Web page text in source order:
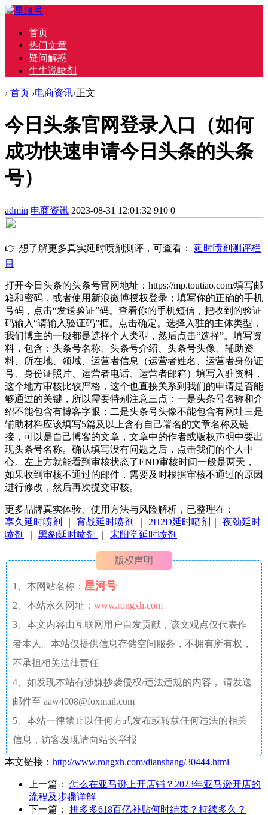
首页
热门文章
疑问解惑
牛牛说喷剂
› 首页 ›电商资讯›正文
今日头条官网登录入口（如何
成功快速申请今日头条的头条
号）
admin 电商资讯 2023-08-31 12:01:32 910 0
👉 想了解更多真实延时喷剂测评，可查看： 延时喷剂测评栏
目
打开今日头条的头条号官网地址：https://mp.toutiao.com/填写邮
箱和密码，或者使用新浪微博授权登录；填写你的正确的手机
号码，点击“发送验证”码。查看你的手机短信，把收到的验证
码输入“请输入验证码”框。点击确定。选择入驻的主体类型，
我们博主的一般都是选择个人类型，然后点击“选择”。填写资
料，包含：头条号名称、头条号介绍、头条号头像、辅助资
料、所在地、领域、运营者信息（运营者姓名、运营者身份证
号、身份证照片、运营者电话、运营者邮箱）填写入驻资料，
这个地方审核比较严格，这个也直接关系到我们的申请是否能
够通过的关键，所以需要特别注意三点：一是头条号名称和介
绍不能包含有博客字眼；二是头条号头像不能包含有网址三是
辅助材料应该填写5篇及以上含有自己署名的文章名称及链
接，可以是自己博客的文章，文章中的作者或版权声明中要出
现头条号名称。确认填写没有问题之后，点击我们的个人中
心。左上方就能看到审核状态了END审核时间一般是两天，
如果收到审核不通过的邮件，需要及时根据审核不通过的原因
进行修改，然后再次提交审核。
更多品牌真实体验、使用方法与风险解析，已整理在：
享久延时喷剂
宵战延时喷剂 2H2D延时喷剂
夜劲延时
喷剂
黑豹延时喷剂 宋阳堂延时喷剂
版权声明
1、本网站名称： 星河号
2、本站永久网址： www.rongxh.com
3、本文内容由互联网用户自发贡献，该文观点仅代表作
者本人。本站仅提供信息存储空间服务，不拥有所有权，
不承担相关法律责任
4、如发现本站有涉嫌抄袭侵权/违法违规的内容， 请发送
邮件至 aaw4008@foxmail.com
5、本站一律禁止以任何方式发布或转载任何违法的相关
信息，访客发现请向站长举报
本文链接： http://www.rongxh.com/dianshang/30444.html
上一篇： 怎么在亚马逊上开店铺？2023年亚马逊开店的
流程及步骤详解
下一篇： 拼多多618百亿补贴何时结束？持续多久？